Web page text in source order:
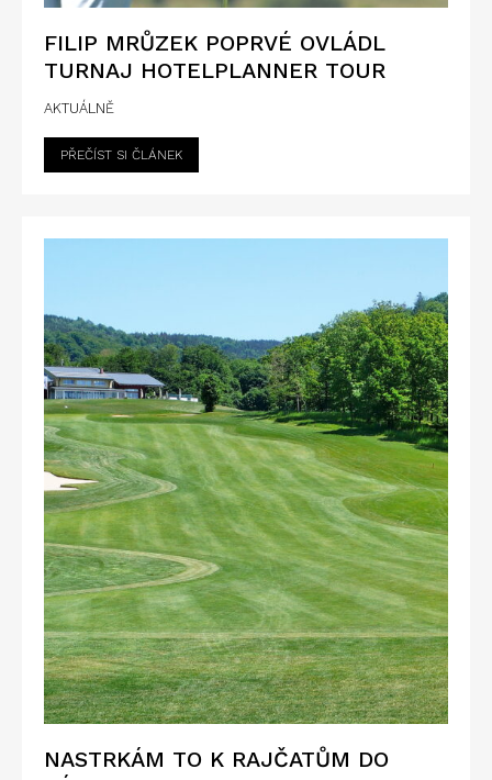
FILIP MRŮZEK POPRVÉ OVLÁDL
TURNAJ HOTELPLANNER TOUR
AKTUÁLNĚ
PŘEČÍST SI ČLÁNEK
NASTRKÁM TO K RAJČATŮM DO